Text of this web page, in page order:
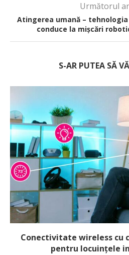
Următorul
Atingerea umană –
conduce la mișcări
S-AR PUTEA SĂ
Conectivitate wireless cu
pentru locuințele